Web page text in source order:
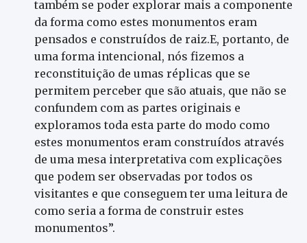
também se poder explorar mais a componente
da forma como estes monumentos eram
pensados e construídos de raiz.E, portanto, de
uma forma intencional, nós fizemos a
reconstituição de umas réplicas que se
permitem perceber que são atuais, que não se
confundem com as partes originais e
exploramos toda esta parte do modo como
estes monumentos eram construídos através
de uma mesa interpretativa com explicações
que podem ser observadas por todos os
visitantes e que conseguem ter uma leitura de
como seria a forma de construir estes
monumentos”.